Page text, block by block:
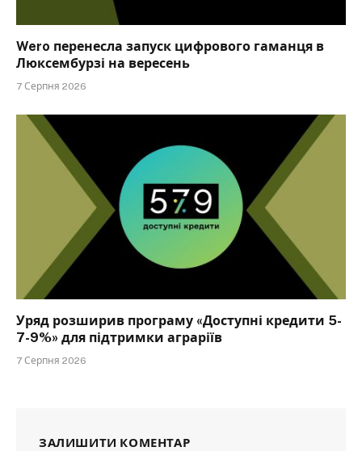
Wero перенесла запуск цифрового гаманця в
Люксембурзі на вересень
7 Серпня 2026
Уряд розширив програму «Доступні кредити 5-
7-9%» для підтримки аграріїв
7 Серпня 2026
ЗАЛИШИТИ КОМЕНТАР